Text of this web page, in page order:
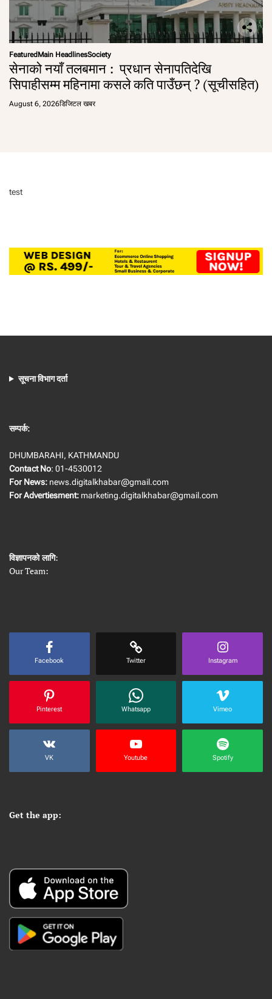
Featured Main HeadlinesSociety
सेनाको नयाँ तलबमान : प्रधान सेनापतिदेखि
सिपाहीसम्म महिनामा कसले कति पाउँछन् ? (सूचीसहित)
August 6, 2026डिजिटल खबर
test
सूचना विभाग दर्ता
सम्पर्क:
DHUMBARAHI, KATHMANDU
Contact No: 01-4530012
For News: news.digitalkhabar@gmail.com
For Advertiesment: marketing.digitalkhabar@gmail.com
विज्ञापनको लागि:
Our Team:
Facebook Twitter Instagram
Pinterest Whatsapp Vimeo
VK Youtube Spotify
Get the app: